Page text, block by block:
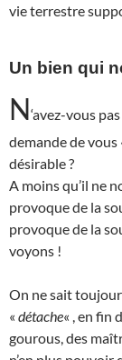
vie terrestre
Un bien qui
N‘avez-vous
demande de vous
désirable ?
A moins qu’il ne
provoque de la
provoque de la
voyons !
On ne sait
« détache« , en fin
gourous, des